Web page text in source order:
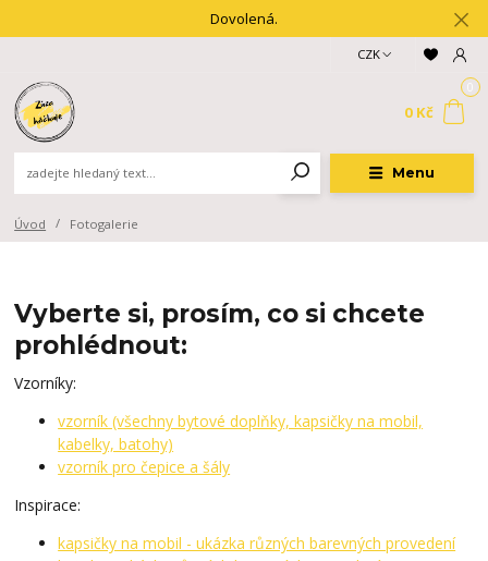
Dovolená.
Menu
CZK
0 Kč
Úvod Fotogalerie
Vyberte si, prosím, co si chcete
prohlédnout:
Vzorníky:
vzorník (všechny bytové doplňky, kapsičky na mobil,
kabelky, batohy)
vzorník pro čepice a šály
Inspirace:
kapsičky na mobil - ukázka různých barevných provedení